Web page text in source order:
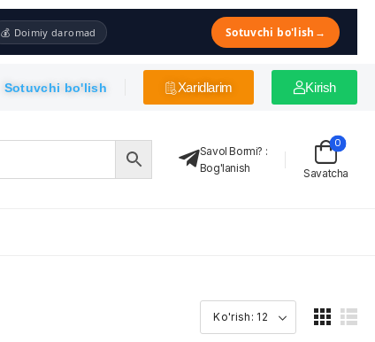
💰 Doimiy daromad Sotuvchi bo'lish →
Sotuvchi bo'lish Xaridlarim Kirish
Savol Bormi? :
Bog'lanish
Savatcha
0